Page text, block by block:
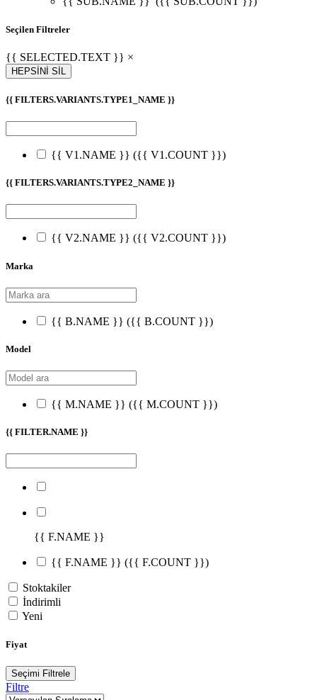
Seçilen Filtreler
{{ SELECTED.TEXT }} ×
HEPSİNİ SİL
{{ FILTERS.VARIANTS.TYPE1_NAME }}
{{ V1.NAME }} ({{ V1.COUNT }})
{{ FILTERS.VARIANTS.TYPE2_NAME }}
{{ V2.NAME }} ({{ V2.COUNT }})
Marka
{{ B.NAME }} ({{ B.COUNT }})
Model
{{ M.NAME }} ({{ M.COUNT }})
{{ FILTER.NAME }}
{{ F.NAME }}
{{ F.NAME }} ({{ F.COUNT }})
Stoktakiler
İndirimli
Yeni
Fiyat
Seçimi Filtrele
Filtre